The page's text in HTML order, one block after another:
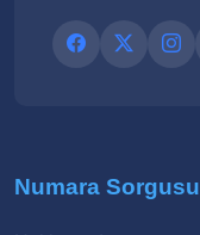
Numara Sorgusu